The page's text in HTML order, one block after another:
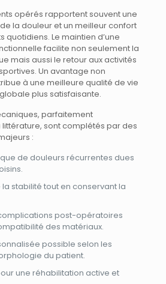
opérés rapportent souvent une
la douleur et un meilleur confort
quotidiens. Le maintien d’une
facilite non seulement la
mais aussi le retour aux activités
Un avantage non
à une meilleure qualité de vie
plus satisfaisante.
parfaitement
sont complétés par des
:
de douleurs récurrentes dues
stabilité tout en conservant la
post-opératoires
des matériaux.
possible selon les
du patient.
une réhabilitation active et